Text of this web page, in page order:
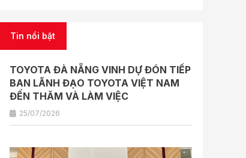
Tin nổi bật
TOYOTA ĐÀ NẴNG VINH DỰ ĐÓN TIẾP
BAN LÃNH ĐẠO TOYOTA VIỆT NAM
ĐẾN THĂM VÀ LÀM VIỆC
25/07/2026